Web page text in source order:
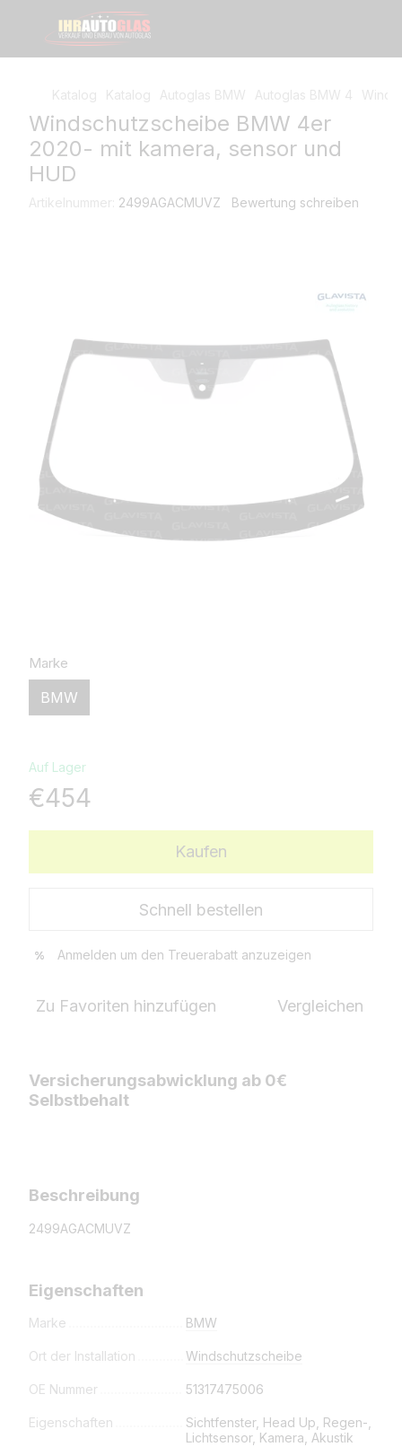
Katalog Katalog Autoglas BMW Autoglas BMW 4
Windschutzscheibe BMW 4er
2020- mit kamera, sensor und
HUD
Artikelnummer: 2499AGACMUVZ Bewertung schreiben
Marke
BMW
Auf Lager
€454
Kaufen
Schnell bestellen
% Anmelden um den Treuerabatt anzuzeigen
Zu Favoriten hinzufügen Vergleichen
Versicherungsabwicklung ab 0€
Selbstbehalt
Beschreibung
2499AGACMUVZ
Eigenschaften
Marke BMW
Ort der Installation Windschutzscheibe
OE Nummer 51317475006
Eigenschaften
Sichtfenster, Head Up, Regen-,
Lichtsensor, Kamera, Akustik